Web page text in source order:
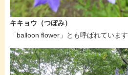
キキョウ（つぼみ）
「balloon flower」とも呼ばれています